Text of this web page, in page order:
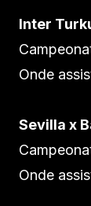
Inter
Onde
Sevilla x
Onde